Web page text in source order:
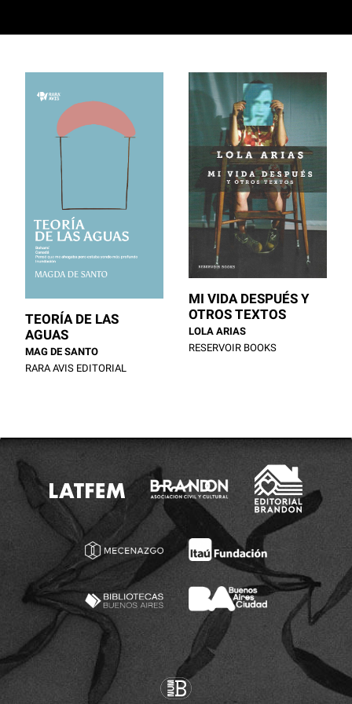
TEORÍA DE LAS
AGUAS
MAG DE SANTO
RARA AVIS EDITORIAL
MI VIDA DESPUÉS Y
OTROS TEXTOS
LOLA ARIAS
RESERVOIR BOOKS